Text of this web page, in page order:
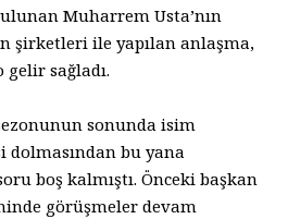
Muharrem Usta’nın
şirketleri ile yapılan anlaşma,
sağladı.
sonunda isim
dolmasından bu yana
boş kalmıştı. Önceki başkan
görüşmeler devam